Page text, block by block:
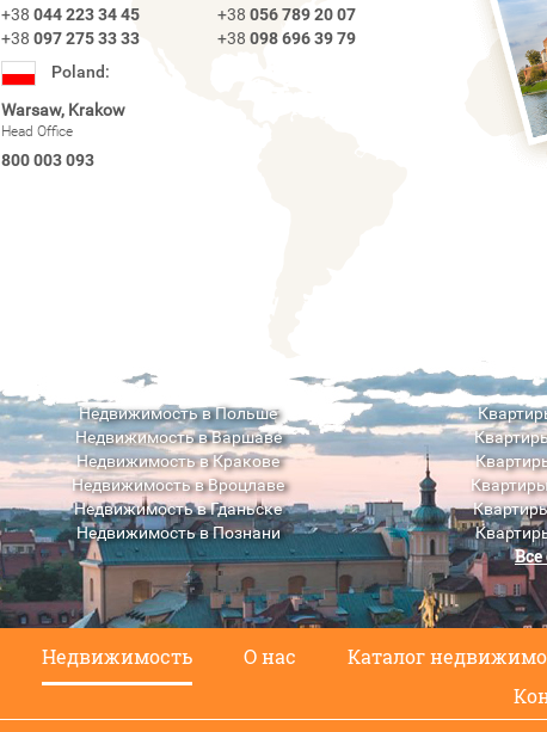
+38 044 223 34 45
+38 097 275 33 33
+38 056 789 20 07
+38 098 696 39 79
Poland:
Warsaw, Krakow
Head Office
800 003 093
Недвижимость в Польше
Недвижимость в Варшаве
Недвижимость в Кракове
Недвижимость в Вроцлаве
Недвижимость в Гданьске
Недвижимость в Познани
Недвижимость в Люблине
Недвижимость О нас Каталог